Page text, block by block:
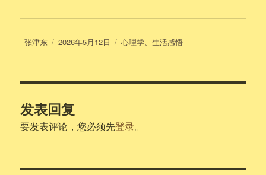
作
张津东
发
2026年5月12日
分
心理学、生活感悟
发表回复
要发表评论，您必须先登录。